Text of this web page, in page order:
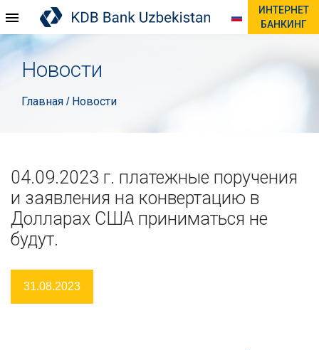
ИНТЕРНЕТ
БАНКИНГ
Новости
Главная / Новости
04.09.2023 г. платежные поручения
и заявления на конвертацию в
Долларах США приниматься не
будут.
31.08.2023